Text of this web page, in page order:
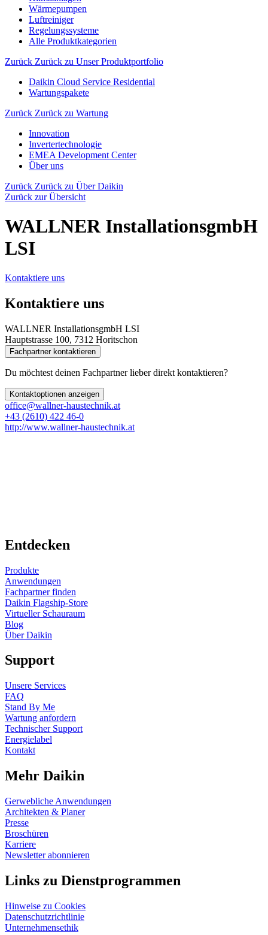
Wärmepumpen
Luftreiniger
Regelungssysteme
Alle Produktkategorien
Zurück Zurück zu Unser Produktportfolio
Daikin Cloud Service Residential
Wartungspakete
Zurück Zurück zu Wartung
Innovation
Invertertechnologie
EMEA Development Center
Über uns
Zurück Zurück zu Über Daikin
Zurück zur Übersicht
WALLNER InstallationsgmbH
LSI
Kontaktiere uns
Kontaktiere uns
WALLNER InstallationsgmbH LSI
Hauptstrasse 100, 7312 Horitschon
Fachpartner kontaktieren
Du möchtest deinen Fachpartner lieber direkt kontaktieren?
Kontaktoptionen anzeigen
office@wallner-haustechnik.at
+43 (2610) 422 46-0
http://www.wallner-haustechnik.at
Entdecken
Produkte
Anwendungen
Fachpartner finden
Daikin Flagship-Store
Virtueller Schauraum
Blog
Über Daikin
Support
Unsere Services
FAQ
Stand By Me
Wartung anfordern
Technischer Support
Energielabel
Kontakt
Mehr Daikin
Gerwebliche Anwendungen
Architekten & Planer
Presse
Broschüren
Karriere
Newsletter abonnieren
Links zu Dienstprogrammen
Hinweise zu Cookies
Datenschutzrichtlinie
Unternehmensethik